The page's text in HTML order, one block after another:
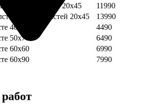
из семи частей 20х45
11990
из восьми частей 20х45
13990
40х40
4490
50х70
6490
60х60
6990
60х90
7990